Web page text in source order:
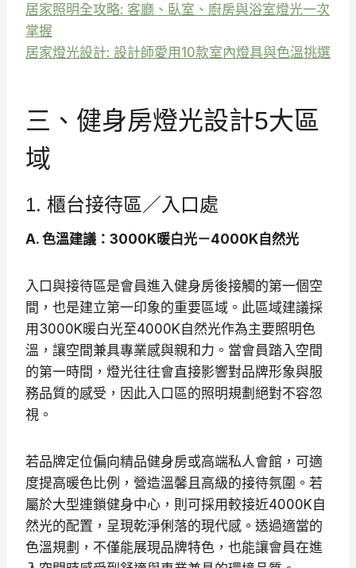
居家照明全攻略: 客廳、臥室、廚房與浴室燈光一次
掌握
居家燈光設計: 設計師愛用10款室內燈具與色溫挑選
三、健身房燈光設計5大區
域
1. 櫃台接待區／入口處
A. 色溫建議：3000K暖白光－4000K自然光
入口與接待區是會員進入健身房後接觸的第一個空
間，也是建立第一印象的重要區域。此區域建議採
用3000K暖白光至4000K自然光作為主要照明色
溫，讓空間兼具專業感與親和力。當會員踏入空間
的第一時間，燈光往往會直接影響對品牌形象與服
務品質的感受，因此入口區的照明規劃絕對不容忽
視。
若品牌定位偏向精品健身房或高端私人會館，可適
度提高暖色比例，營造溫馨且高級的接待氛圍。若
屬於大型連鎖健身中心，則可採用較接近4000K自
然光的配置，呈現乾淨俐落的現代感。透過適當的
色溫規劃，不僅能展現品牌特色，也能讓會員在進